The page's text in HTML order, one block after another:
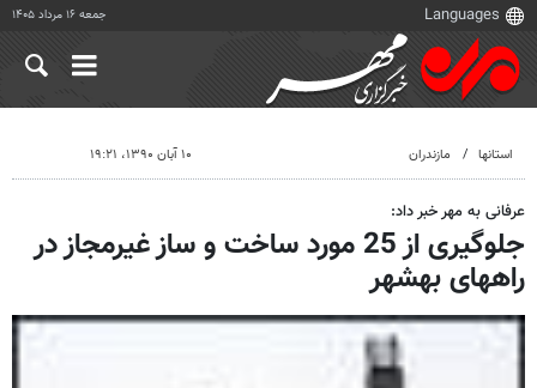
جمعه ۱۶ مرداد ۱۴۰۵
استانها مازندران ۱۰ آبان ۱۳۹۰، ۱۹:۲۱
عرفانی به مهر خبر داد:
جلوگیری از 25 مورد ساخت و ساز غیرمجاز در
راههای بهشهر